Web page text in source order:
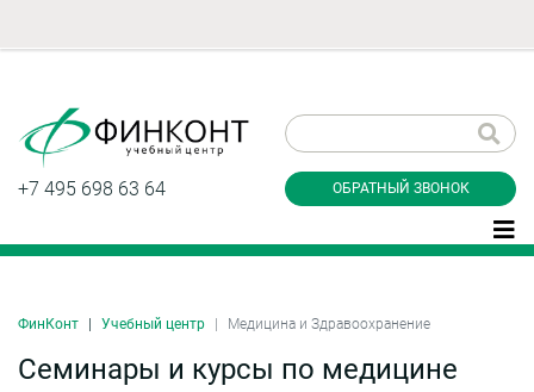
+7 495 698 63 64 ОБРАТНЫЙ ЗВОНОК
ФинКонт Учебный центр Медицина и Здравоохранение
Семинары и курсы по медицине
звонок
Даю согласие на обработку персональных
конфиденциальности